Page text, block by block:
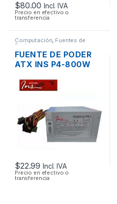
$80.00 Incl. IVA
Precio en efectivo o
transferencia
Computación, Fuentes de
Poder
FUENTE DE PODER
ATX INS P4-800W
CONECTORES
SATA/IDE 38A
$22.99 Incl. IVA
Precio en efectivo o
transferencia